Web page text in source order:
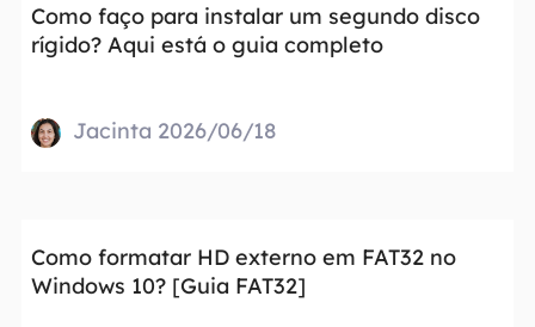
Como faço para instalar um segundo disco
rígido? Aqui está o guia completo
Jacinta 2026/06/18
Como formatar HD externo em FAT32 no
Windows 10? [Guia FAT32]